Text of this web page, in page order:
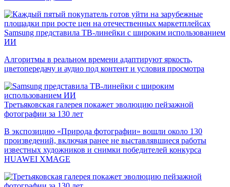
Samsung представила ТВ-линейки с широким использованием
ИИ
Алгоритмы в реальном времени адаптируют яркость,
цветопередачу и аудио под контент и условия просмотра
Третьяковская галерея покажет эволюцию пейзажной
фотографии за 130 лет
В экспозицию «Природа фотографии» вошли около 130
произведений, включая ранее не выставлявшиеся работы
известных художников и снимки победителей конкурса
HUAWEI XMAGE